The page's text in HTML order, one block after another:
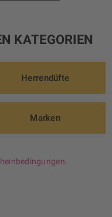
KATEGORIEN
Herrendüfte
Marken